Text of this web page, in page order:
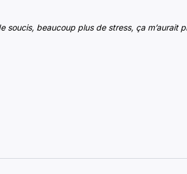
soucis, beaucoup plus de stress, ça